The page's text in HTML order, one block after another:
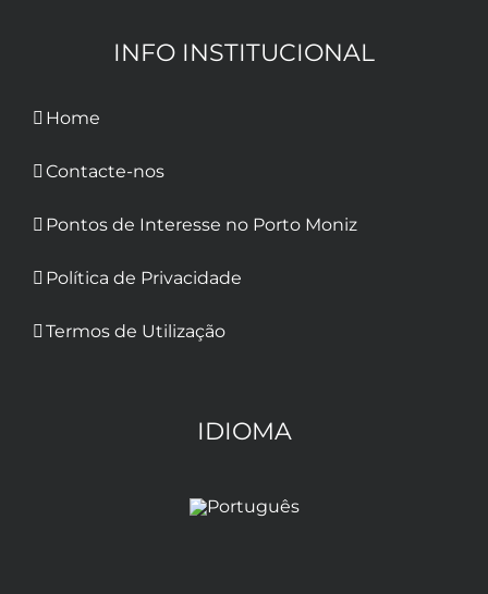
INFO INSTITUCIONAL
Home
Contacte-nos
Pontos de Interesse no Porto Moniz
Política de Privacidade
Termos de Utilização
IDIOMA